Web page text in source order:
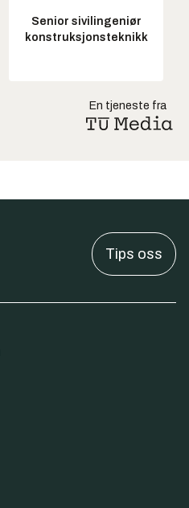
Senior sivilingeniør
konstruksjonsteknikk
En tjeneste fra
Tips oss